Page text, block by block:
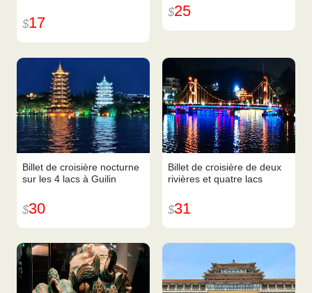
$17
$25
Billet de croisière nocturne
sur les 4 lacs à Guilin
$30
Billet de croisière de deux
rivières et quatre lacs
$31